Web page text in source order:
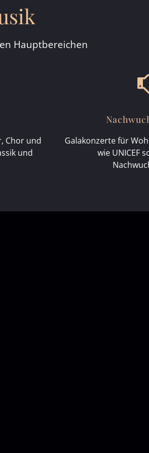
Hauptbereichen
Chor und
und
Galakonzerte für
wie UNICEF